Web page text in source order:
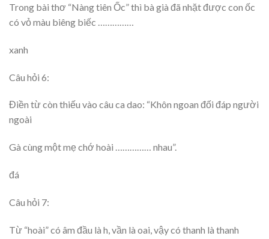
Trong bài thơ “Nàng tiên Ốc” thì bà già đã nhặt được con ốc
có vỏ màu biêng biếc ……………
xanh
Câu hỏi 6:
Điền từ còn thiếu vào câu ca dao: “Khôn ngoan đối đáp người
ngoài
Gà cùng một mẹ chớ hoài …………… nhau”.
đá
Câu hỏi 7:
Từ “hoài” có âm đầu là h, vần là oai, vậy có thanh là thanh